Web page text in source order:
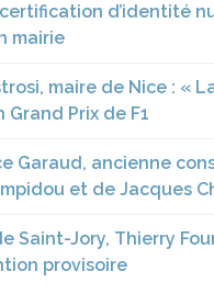
d’identité
mairie
maire de Nice : «
Prix de F1
Garaud, ancienne
et de Jacques
Saint-Jory, Thierry
provisoire